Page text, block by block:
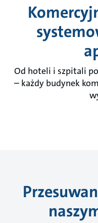
Od hoteli i szpitali
– każdy budynek